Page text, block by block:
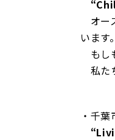
オー
います。
もし
私た
・千葉